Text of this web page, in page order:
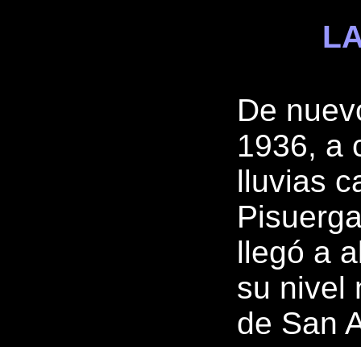
De
1936, a
lluvias
llegó a
su nivel
de San